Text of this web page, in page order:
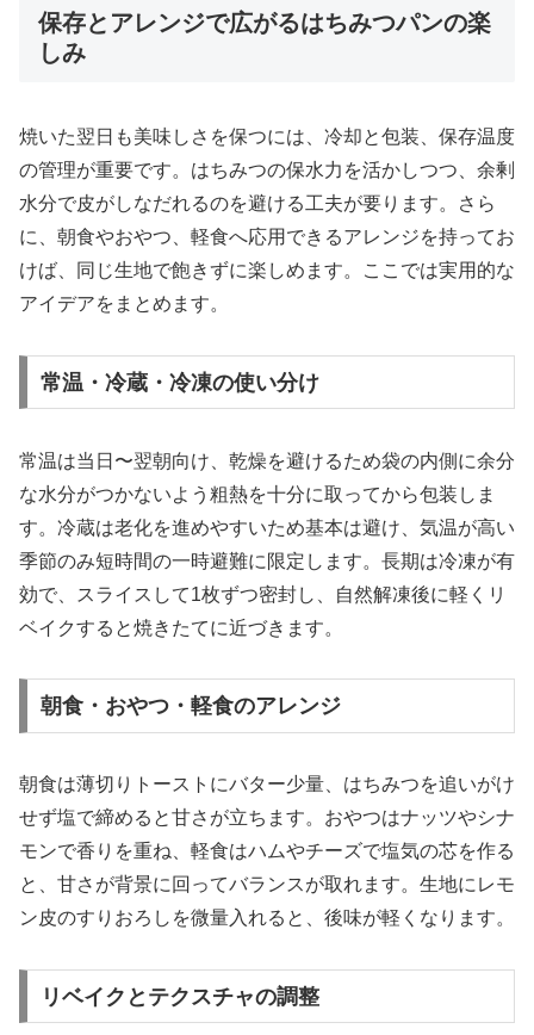
保存とアレンジで広がるはちみつパンの楽
しみ
焼いた翌日も美味しさを保つには、冷却と包装、保存温度
の管理が重要です。はちみつの保水力を活かしつつ、余剰
水分で皮がしなだれるのを避ける工夫が要ります。さら
に、朝食やおやつ、軽食へ応用できるアレンジを持ってお
けば、同じ生地で飽きずに楽しめます。ここでは実用的な
アイデアをまとめます。
常温・冷蔵・冷凍の使い分け
常温は当日〜翌朝向け、乾燥を避けるため袋の内側に余分
な水分がつかないよう粗熱を十分に取ってから包装しま
す。冷蔵は老化を進めやすいため基本は避け、気温が高い
季節のみ短時間の一時避難に限定します。長期は冷凍が有
効で、スライスして1枚ずつ密封し、自然解凍後に軽くリ
ベイクすると焼きたてに近づきます。
朝食・おやつ・軽食のアレンジ
朝食は薄切りトーストにバター少量、はちみつを追いがけ
せず塩で締めると甘さが立ちます。おやつはナッツやシナ
モンで香りを重ね、軽食はハムやチーズで塩気の芯を作る
と、甘さが背景に回ってバランスが取れます。生地にレモ
ン皮のすりおろしを微量入れると、後味が軽くなります。
リベイクとテクスチャの調整